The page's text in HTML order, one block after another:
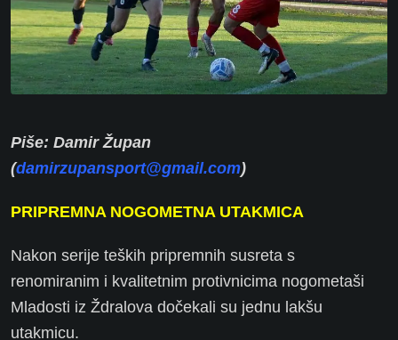
Piše: Damir Župan
(damirzupansport@gmail.com)
PRIPREMNA NOGOMETNA UTAKMICA
Nakon serije teških pripremnih susreta s
renomiranim i kvalitetnim protivnicima nogometaši
Mladosti iz Ždralova dočekali su jednu lakšu
utakmicu.